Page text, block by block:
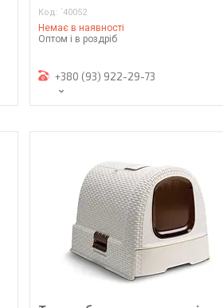
`40052
Немає в наявності
Оптом і в роздріб
+380 (93) 922-29-73